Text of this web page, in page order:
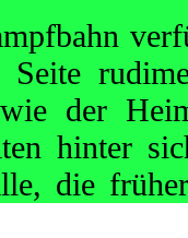
der
hinter
die